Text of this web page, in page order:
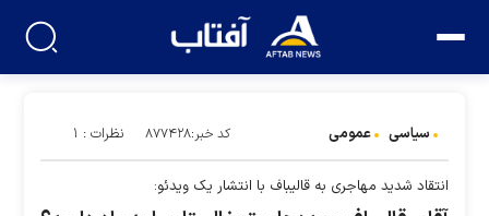
سیاسی عمومی کد خبر:۸۷۷۴۲۸ نظرات : ۱
انتقاد شدید مهاجری به قالیباف با انتشار یک ویدئو: